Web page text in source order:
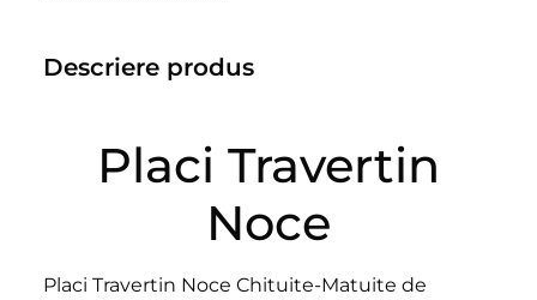
Descriere produs
Placi Travertin
Noce
Placi Travertin Noce Chituite-Matuite de